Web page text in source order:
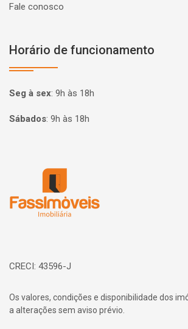
Fale conosco
Horário de funcionamento
Seg à sex: 9h às 18h
Sábados: 9h às 18h
CRECI: 43596-J
Os valores, condições e disponibilidade dos
a alterações sem aviso prévio.